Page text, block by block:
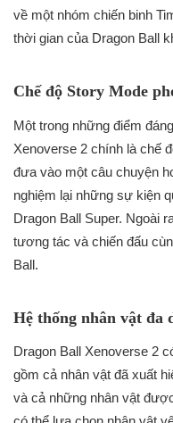
về một nhóm chiến binh
thời gian của Dragon Ball
Chế độ Story Mode
Một trong những điểm
Xenoverse 2 chính là chế
đưa vào một câu chuyện
nghiệm lại những sự kiện
Dragon Ball Super. Ngoài
tương tác và chiến đấu
Ball.
Hệ thống nhân vật đa
Dragon Ball Xenoverse 2
gồm cả nhân vật đã xuất
và cả những nhân vật